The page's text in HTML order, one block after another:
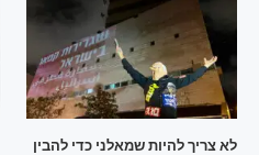
לא צריך להיות שמאלני כדי להבין